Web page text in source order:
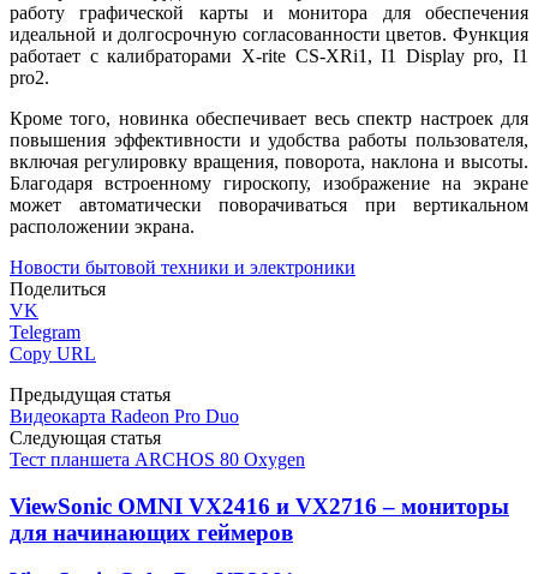
работу графической карты и монитора для обеспечения
идеальной и долгосрочную согласованности цветов. Функция
работает с калибраторами X-rite CS-XRi1, I1 Display pro, I1
pro2.
Кроме того, новинка обеспечивает весь спектр настроек для
повышения эффективности и удобства работы пользователя,
включая регулировку вращения, поворота, наклона и высоты.
Благодаря встроенному гироскопу, изображение на экране
может автоматически поворачиваться при вертикальном
расположении экрана.
Новости бытовой техники и электроники
Поделиться
VK
Telegram
Copy URL
Предыдущая статья
Видеокарта Radeon Pro Duo
Следующая статья
Тест планшета ARCHOS 80 Oxygen
ViewSonic OMNI VX2416 и VX2716 – мониторы
для начинающих геймеров